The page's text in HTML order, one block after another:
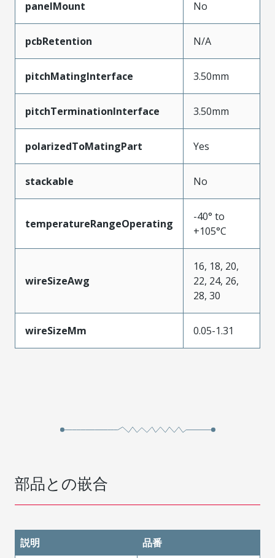
panelMount No
pcbRetention N/A
pitchMatingInterface 3.50mm
pitchTerminationInterface 3.50mm
polarizedToMatingPart Yes
stackable No
temperatureRangeOperating
-40° to
+105°C
wireSizeAwg
16, 18, 20,
22, 24, 26,
28, 30
wireSizeMm 0.05-1.31
部品との嵌合
説明
品番